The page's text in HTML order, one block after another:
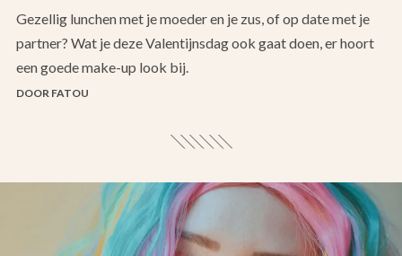
Gezellig lunchen met je moeder en je zus, of op date met je
partner? Wat je deze Valentijnsdag ook gaat doen, er hoort
een goede make-up look bij.
DOOR FATOU